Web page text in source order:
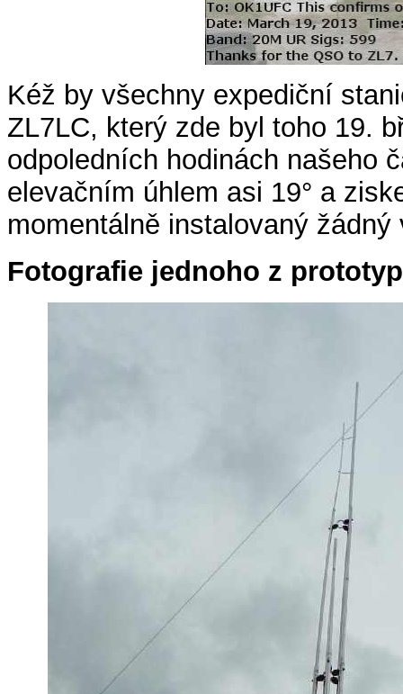
Kéž by všechny expediční
ZL7LC, který zde byl toho 19.
odpoledních hodinách našeho
elevačním úhlem asi 19° a
momentálně instalovaný
Fotografie jednoho z